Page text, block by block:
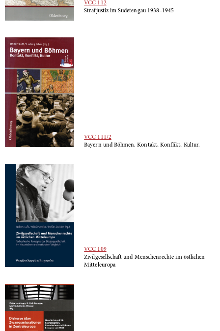
VCC 112
Strafjustiz im Sudetengau 1938–1945
VCC 111/2
Bayern und Böhmen. Kontakt, Konflikt, Kultur.
VCC 109
Zivilgesellschaft und Menschenrechte im östlichen
Mitteleuropa